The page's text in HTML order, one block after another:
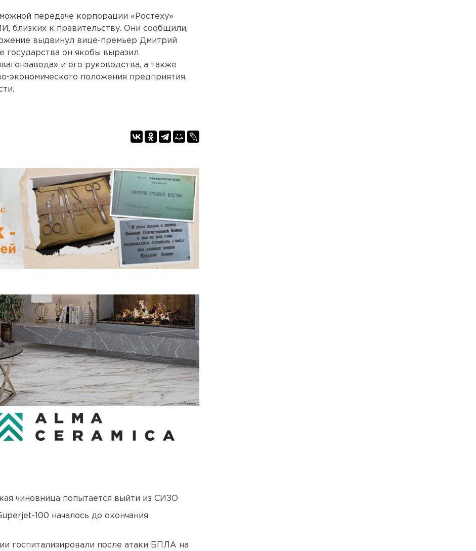
передаче корпорации «Ростеху»
близких к правительству. Они сообщили,
выдвинул вице-премьер Дмитрий
государства он якобы выразил
и его руководства, а также
экономического положения предприятия.
чиновница попытается выйти из СИЗО
100 началось до окончания
госпитализировали после атаки БПЛА на